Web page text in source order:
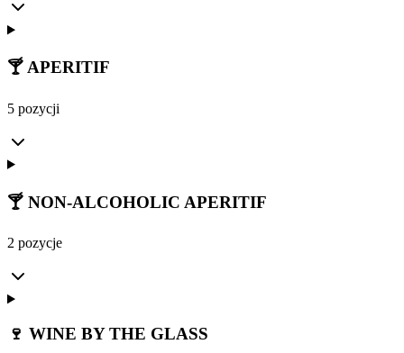
🍸 APERITIF
5 pozycji
🍸 NON-ALCOHOLIC APERITIF
2 pozycje
🍷 WINE BY THE GLASS